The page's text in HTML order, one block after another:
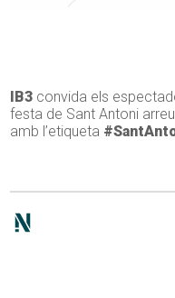
IB3 convida els
festa de Sant Antoni
amb l’etiqueta